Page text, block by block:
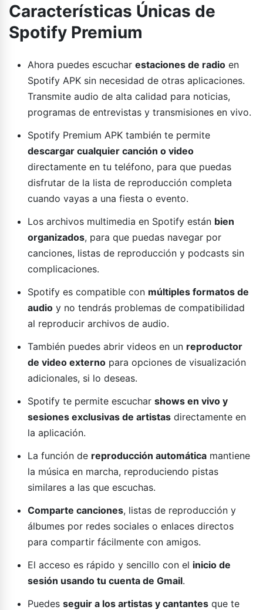
Características Únicas de
Spotify Premium
Ahora puedes escuchar estaciones de radio en
Spotify APK sin necesidad de otras aplicaciones.
Transmite audio de alta calidad para noticias,
programas de entrevistas y transmisiones en vivo.
Spotify Premium APK también te permite
descargar cualquier canción o video
directamente en tu teléfono, para que puedas
disfrutar de la lista de reproducción completa
cuando vayas a una fiesta o evento.
Los archivos multimedia en Spotify están bien
organizados, para que puedas navegar por
canciones, listas de reproducción y podcasts sin
complicaciones.
Spotify es compatible con múltiples formatos de
audio y no tendrás problemas de compatibilidad
al reproducir archivos de audio.
También puedes abrir videos en un reproductor
de video externo para opciones de visualización
adicionales, si lo deseas.
Spotify te permite escuchar shows en vivo y
sesiones exclusivas de artistas directamente en
la aplicación.
La función de reproducción automática mantiene
la música en marcha, reproduciendo pistas
similares a las que escuchas.
Comparte canciones, listas de reproducción y
álbumes por redes sociales o enlaces directos
para compartir fácilmente con amigos.
El acceso es rápido y sencillo con el inicio de
sesión usando tu cuenta de Gmail.
Puedes seguir a los artistas y cantantes que te